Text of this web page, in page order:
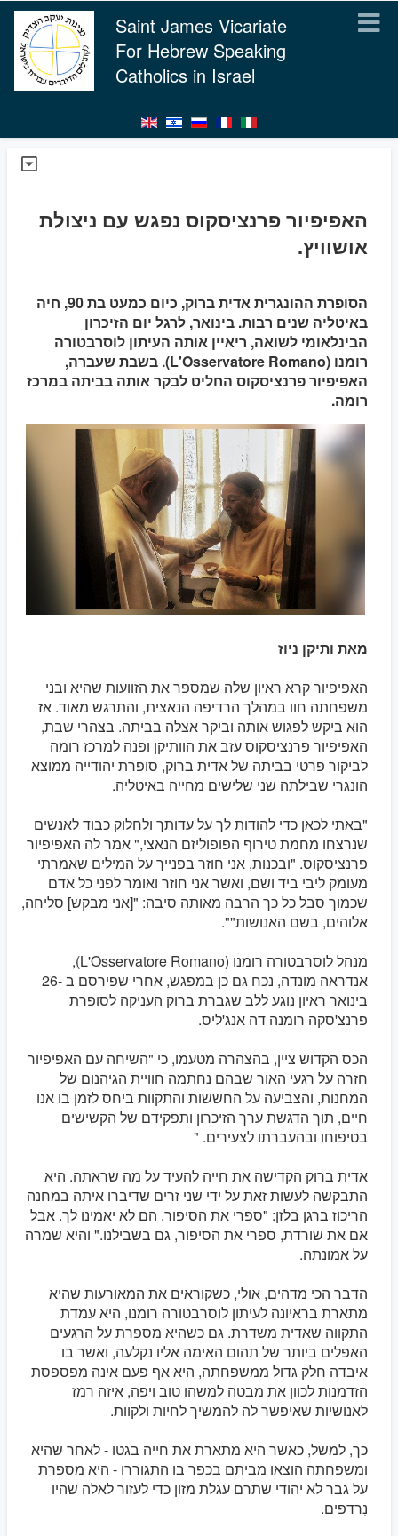
Saint James Vicariate
For Hebrew Speaking
Catholics in Israel
האפיפיור פרנציסקוס נפגש עם ניצולת
אושוויץ.
הסופרת ההונגרית אדית ברוק, כיום כמעט בת 90, חיה
באיטליה שנים רבות. בינואר, לרגל יום הזיכרון
הבינלאומי לשואה, ריאיין אותה העיתון לוסרבטורה
רומנו (L'Osservatore Romano). בשבת שעברה,
האפיפיור פרנציסקוס החליט לבקר אותה בביתה במרכז
רומה.
מאת ותיקן ניוז
האפיפיור קרא ראיון שלה שמספר את הזוועות שהיא ובני
משפחתה חוו במהלך הרדיפה הנאצית, והתרגש מאוד. אז
הוא ביקש לפגוש אותה וביקר אצלה בביתה. בצהרי שבת,
האפיפיור פרנציסקוס עזב את הוותיקן ופנה למרכז רומה
לביקור פרטי בביתה של אדית ברוק, סופרת יהודייה ממוצא
הונגרי שבילתה שני שלישים מחייה באיטליה.
"באתי לכאן כדי להודות לך על עדותך ולחלוק כבוד לאנשים
שנרצחו מחמת טירוף הפופוליזם הנאצי," אמר לה האפיפיור
פרנציסקוס. "ובכנות, אני חוזר בפנייך על המילים שאמרתי
מעומק ליבי ביד ושם, ואשר אני חוזר ואומר לפני כל אדם
שכמוך סבל כל כך הרבה מאותה סיבה: "[אני מבקש] סליחה,
אלוהים, בשם האנושות"".
מנהל לוסרבטורה רומנו (L'Osservatore Romano),
אנדראה מונדה, נכח גם כן במפגש, אחרי שפירסם ב -26
בינואר ראיון נוגע ללב שגברת ברוק העניקה לסופרת
פרנצ'סקה רומנה דה אנג'ליס.
הכס הקדוש ציין, בהצהרה מטעמו, כי "השיחה עם האפיפיור
חזרה על רגעי האור שבהם נחתמה חוויית הגיהנום של
המחנות, והצביעה על החששות והתקוות ביחס לזמן בו אנו
חיים, תוך הדגשת ערך הזיכרון ותפקידם של הקשישים
בטיפוחו ובהעברתו לצעירים. "
אדית ברוק הקדישה את חייה להעיד על מה שראתה. היא
התבקשה לעשות זאת על ידי שני זרים שדיברו איתה במחנה
הריכוז ברגן בלזן: "ספרי את הסיפור. הם לא יאמינו לך. אבל
אם את שורדת, ספרי את הסיפור, גם בשבילנו." והיא שמרה
על אמונתה.
הדבר הכי מדהים, אולי, כשקוראים את המאורעות שהיא
מתארת בראיונה לעיתון לוסרבטורה רומנו, היא עמדת
התקווה שאדית משדרת. גם כשהיא מספרת על הרגעים
האפלים ביותר של תהום האימה אליו נקלעה, ואשר בו
איבדה חלק גדול ממשפחתה, היא אף פעם אינה מפספסת
הזדמנות לכוון את מבטה למשהו טוב ויפה, איזה רמז
לאנושיות שאיפשר לה להמשיך לחיות ולקוות.
כך, למשל, כאשר היא מתארת את חייה בגטו - לאחר שהיא
ומשפחתה הוצאו מביתם בכפר בו התגוררו - היא מספרת
על גבר לא יהודי שתרם עגלת מזון כדי לעזור לאלה שהיו
נִרדפים.